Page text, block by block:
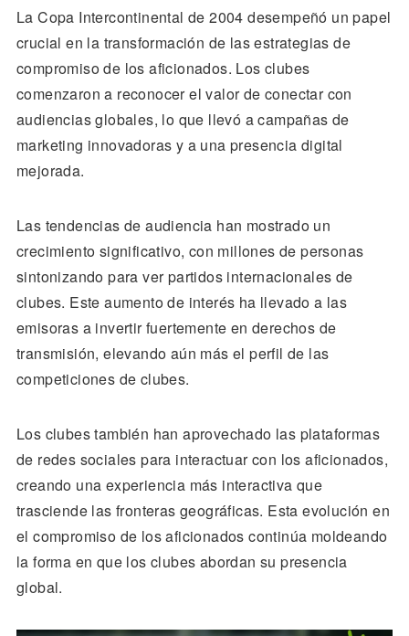
La Copa Intercontinental de 2004 desempeñó un papel
crucial en la transformación de las estrategias de
compromiso de los aficionados. Los clubes
comenzaron a reconocer el valor de conectar con
audiencias globales, lo que llevó a campañas de
marketing innovadoras y a una presencia digital
mejorada.
Las tendencias de audiencia han mostrado un
crecimiento significativo, con millones de personas
sintonizando para ver partidos internacionales de
clubes. Este aumento de interés ha llevado a las
emisoras a invertir fuertemente en derechos de
transmisión, elevando aún más el perfil de las
competiciones de clubes.
Los clubes también han aprovechado las plataformas
de redes sociales para interactuar con los aficionados,
creando una experiencia más interactiva que
trasciende las fronteras geográficas. Esta evolución en
el compromiso de los aficionados continúa moldeando
la forma en que los clubes abordan su presencia
global.